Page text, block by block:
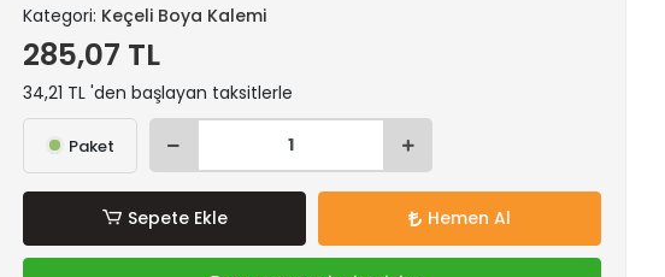
Kategori: Keçeli Boya Kalemi
285,07 TL
34,21 TL 'den başlayan taksitlerle
Paket
Sepete Ekle Hemen Al